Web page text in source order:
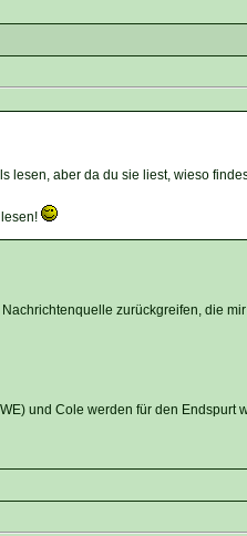
lesen, aber da du sie liest, wieso
zurückgreifen, die
und Cole werden für den Endspurt